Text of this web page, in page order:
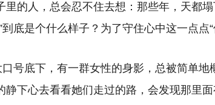
里的人，总会忍不住去想：那些年，天都
底是个什么样子？为了守住心中这一点点
口号底下，有一群女性的身影，总被简单地
静下心去看看她们走过的路，会发现那里